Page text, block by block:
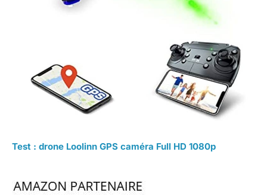
Test : drone Loolinn GPS caméra Full HD 1080p